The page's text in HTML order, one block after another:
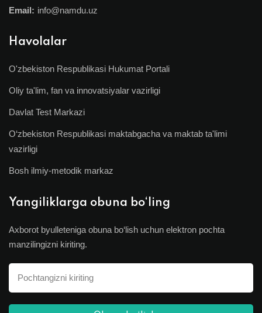
Email: info@namdu.uz
Havolalar
O'zbekiston Respublikasi Hukumat Portali
Oliy ta'lim, fan va innovatsiyalar vazirligi
Davlat Test Markazi
O‘zbekiston Respublikasi maktabgacha va maktab ta'limi
vazirligi
Bosh ilmiy-metodik markaz
Yangiliklarga obuna bo‘ling
Axborot byulleteniga obuna bo‘lish uchun elektron pochta
manzilingizni kiriting.